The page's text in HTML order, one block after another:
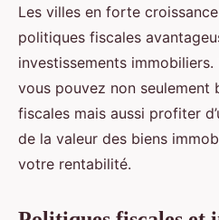
Les villes en forte
politiques fiscales
investissements
vous pouvez non seulement
fiscales mais aussi profiter
de la valeur des biens
votre rentabilité.